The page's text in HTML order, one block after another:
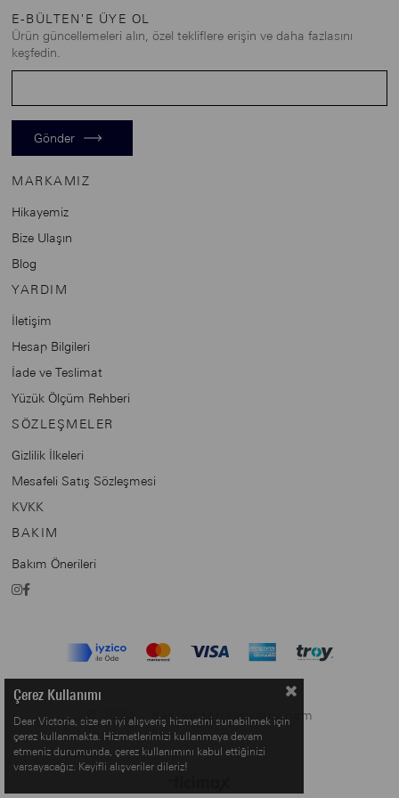
E-BÜLTEN'E ÜYE OL
Ürün güncellemeleri alın, özel tekliflere erişin ve daha fazlasını
keşfedin.
Gönder
MARKAMIZ
Hikayemiz
Bize Ulaşın
Blog
YARDIM
İletişim
Hesap Bilgileri
İade ve Teslimat
Yüzük Ölçüm Rehberi
SÖZLEŞMELER
Gizlilik İlkeleri
Mesafeli Satış Sözleşmesi
KVKK
BAKIM
Bakım Önerileri
© 2024 - dearvictoriajewelry.com
Çerez Kullanımı
Dear Victoria, size en iyi alışveriş hizmetini sunabilmek için
çerez kullanmakta. Hizmetlerimizi kullanmaya devam
etmeniz durumunda, çerez kullanımını kabul ettiğinizi
varsayacağız. Keyifli alışveriler dileriz!